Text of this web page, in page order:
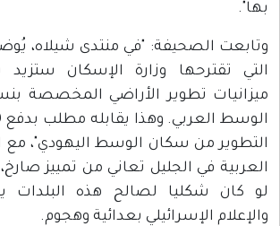
بها".
وتابعت الصحيفة: "في منتدى شيلاه،
التي تقترحها وزارة الإسكان
التطوير من سكان الوسط اليهودي"، مع
العربية في الجليل تعاني من تمييز
لو كان شكليا لصالح هذه البلدات
والإعلام الإسرائيلي بعدائية وهجوم.